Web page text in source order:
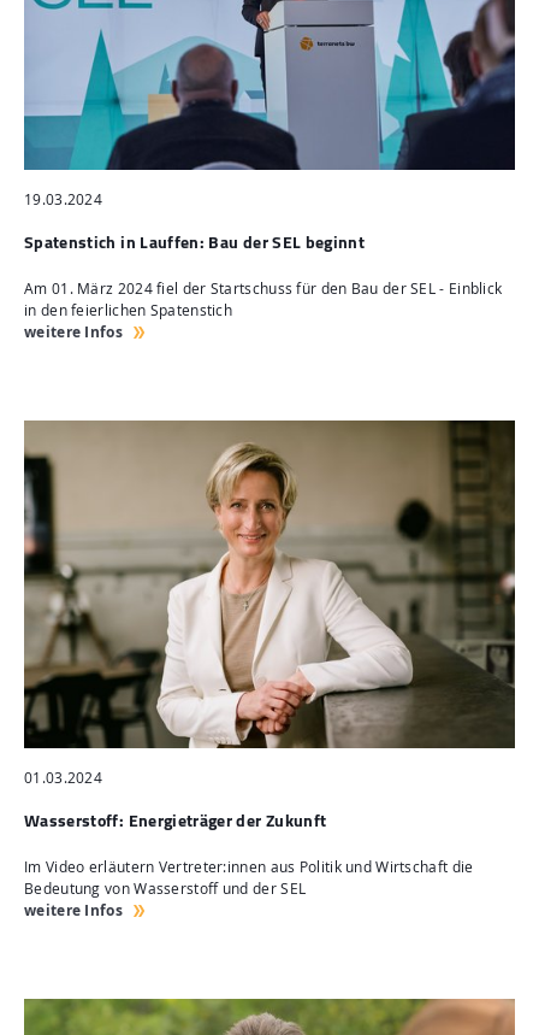
19.03.2024
Spatenstich in Lauffen: Bau der SEL beginnt
Am 01. März 2024 fiel der Startschuss für den Bau der SEL - Einblick
in den feierlichen Spatenstich
weitere Infos
01.03.2024
Wasserstoff: Energieträger der Zukunft
Im Video erläutern Vertreter:innen aus Politik und Wirtschaft die
Bedeutung von Wasserstoff und der SEL
weitere Infos